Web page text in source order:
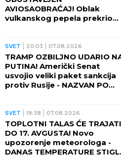
JAPAN NA UDARU DVE
PRIRODNE KATASTROFE! Tek
što je zemljotres protresao
zemlju, stiže i OPASNI TAJFUN:
Otkazano više od 500 letova,
naređene evakuacije
VREME IM JE SVE VEĆI
NEPRIJATELJ! Piramide stare
više od 2.000 godina počele
da propadaju: Stručnjaci
upozoravaju na najgori
scenario